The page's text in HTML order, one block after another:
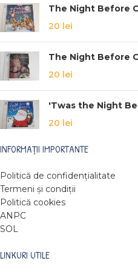
The Night Before
20 lei
The Night Before
20 lei
'Twas the Night
20 lei
INFORMAȚII IMPORTANTE
Politică de confidențialitate
Termeni și condiții
Politică cookies
ANPC
SOL
LINKURI UTILE